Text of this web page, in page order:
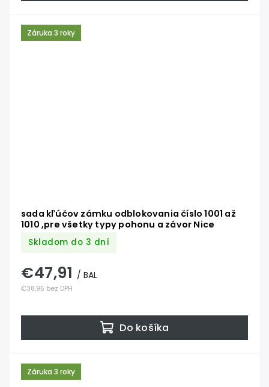
Záruka 3 roky
sada kľúčov zámku odblokovania číslo 1001 až
1010 ,pre všetky typy pohonu a závor Nice
Skladom do 3 dní
€38,95 bez DPH
€47,91 / BAL
Do košíka
Záruka 3 roky